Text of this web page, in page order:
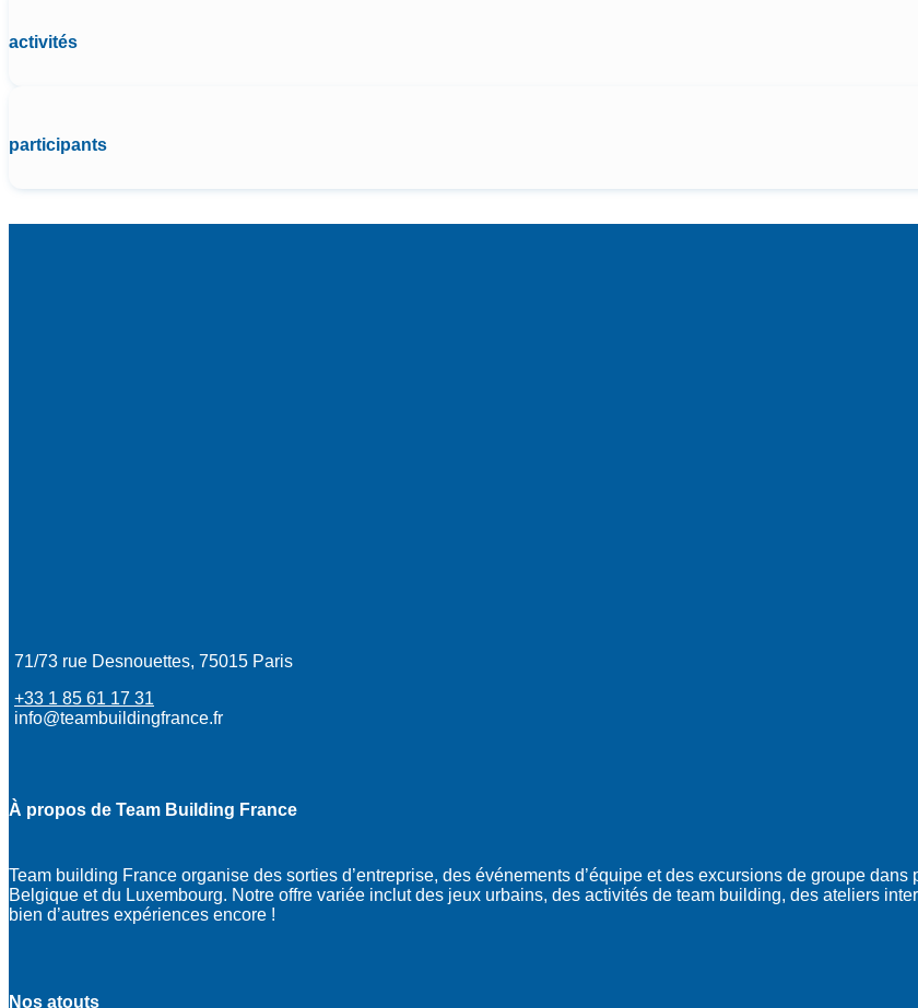
activités
participants
71/73 rue Desnouettes, 75015 Paris
+33 1 85 61 17 31
info@teambuildingfrance.fr
À propos de Team Building France
Team building France organise des sorties d’entreprise, des événements d’équipe et des excursions de groupe
Belgique et du Luxembourg. Notre offre variée inclut des jeux urbains, des activités de team building, des ateliers
bien d’autres expériences encore !
Nos atouts